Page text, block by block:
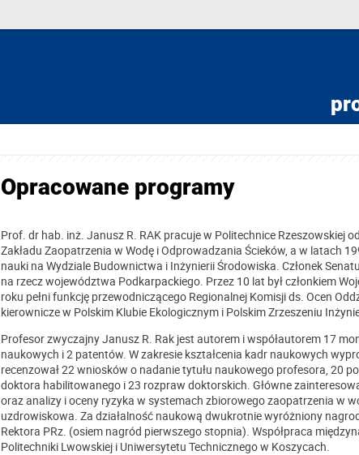
Opracowane programy
Prof. dr hab. inż. Janusz R. RAK pracuje w Politechnice Rzeszowskiej
Zakładu Zaopatrzenia w Wodę i Odprowadzania Ścieków, a w latach
nauki na Wydziale Budownictwa i Inżynierii Środowiska. Członek
na rzecz województwa Podkarpackiego. Przez 10 lat był członkiem
roku pełni funkcję przewodniczącego Regionalnej Komisji ds. Ocen
kierownicze w Polskim Klubie Ekologicznym i Polskim Zrzeszeniu
Profesor zwyczajny Janusz R. Rak jest autorem i współautorem 17
naukowych i 2 patentów. W zakresie kształcenia kadr naukowych
recenzował 22 wniosków o nadanie tytułu naukowego profesora, 20
doktora habilitowanego i 23 rozpraw doktorskich. Główne
oraz analizy i oceny ryzyka w systemach zbiorowego zaopatrzenia w
uzdrowiskowa. Za działalność naukową dwukrotnie wyróżniony
Rektora PRz. (osiem nagród pierwszego stopnia). Współpraca
Politechniki Lwowskiej i Uniwersytetu Technicznego w Koszycach.